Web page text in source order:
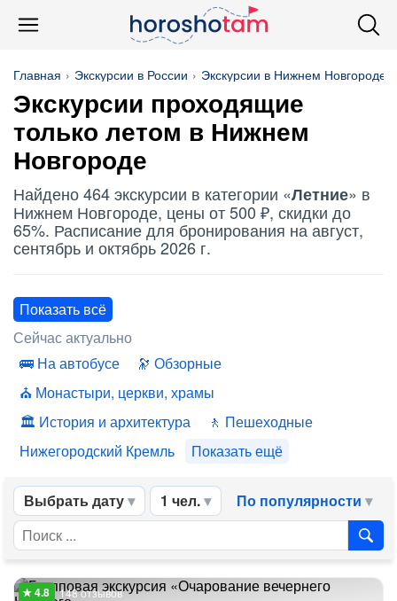
Главная Экскурсии в России Экскурсии в Нижнем Новгороде
Экскурсии проходящие
только летом в Нижнем
Новгороде
Найдено 464 экскурсии в категории «Летние» в
Нижнем Новгороде, цены от 500 ₽, скидки до
65%. Расписание для бронирования на август,
сентябрь и октябрь 2026 г.
Показать всё
Сейчас актуально
На автобусе
Обзорные
Монастыри, церкви, храмы
История и архитектура
Пешеходные
Нижегородский Кремль
Показать ещё
Выбрать дату 1 чел. По популярности
148 отзывов